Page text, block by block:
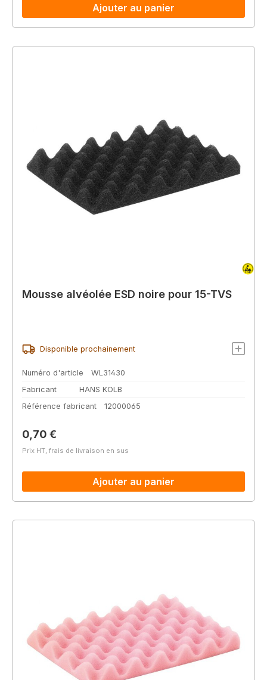
Ajouter au panier
Mousse alvéolée ESD noire pour 15-TVS
Disponible prochainement
Numéro d'article
WL31430
Fabricant
HANS KOLB
Référence fabricant
12000065
Prix régulier :
0,70 €
Prix HT, frais de livraison en sus
Ajouter au panier